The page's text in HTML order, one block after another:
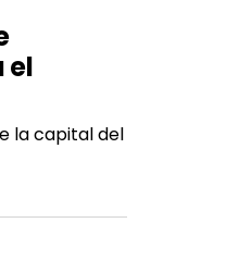
el
la capital del